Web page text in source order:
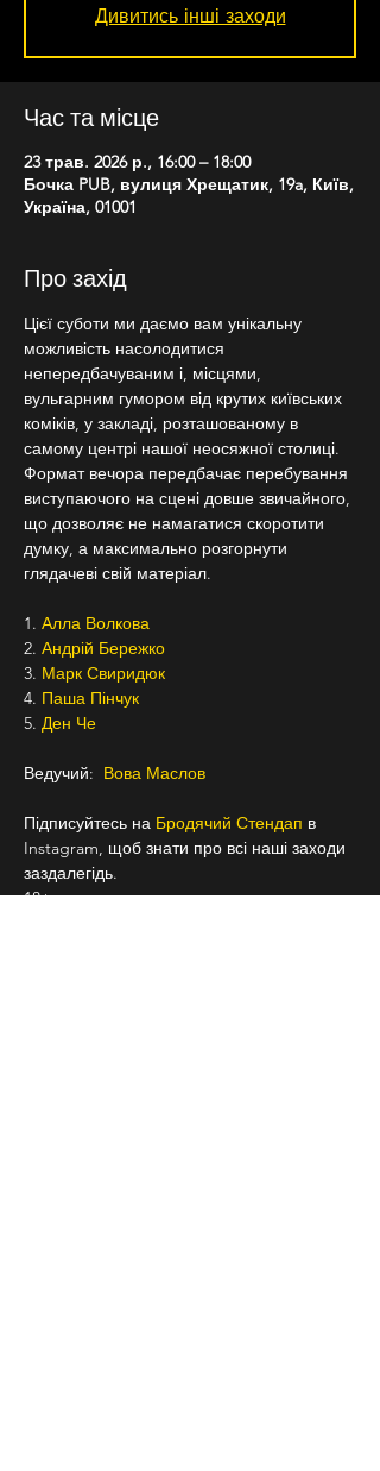
Дивитись інші заходи
Час та місце
23 трав. 2026 р., 16:00 – 18:00
Бочка PUB, вулиця Хрещатик, 19a, Київ,
Україна, 01001
Про захід
Цієї суботи ми даємо вам унікальну
можливість насолодитися
непередбачуваним і, місцями,
вульгарним гумором від крутих київських
коміків, у закладі, розташованому в
самому центрі нашої неосяжної столиці.
Формат вечора передбачає перебування
виступаючого на сцені довше звичайного,
що дозволяє не намагатися скоротити
думку, а максимально розгорнути
глядачеві свій матеріал.
1. Алла Волкова
2. Андрій Бережко
3. Марк Свиридюк
4. Паша Пінчук
5. Ден Че
Ведучий: Вова Маслов
Підписуйтесь на Бродячий Стендап в
Instagram, щоб знати про всі наші заходи
заздалегідь.
18+